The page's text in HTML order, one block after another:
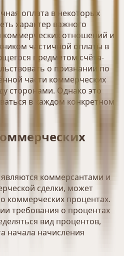
оплата в некоторых
характер важного
коммерческих отношений и
частичной оплаты в
предметом счёта-
о признании по
части коммерческих
сторонами. Однако это
в каждом конкретном
являются коммерсантами и
сделки, может
коммерческих процентах.
требования о процентах
вид процентов,
начала начисления